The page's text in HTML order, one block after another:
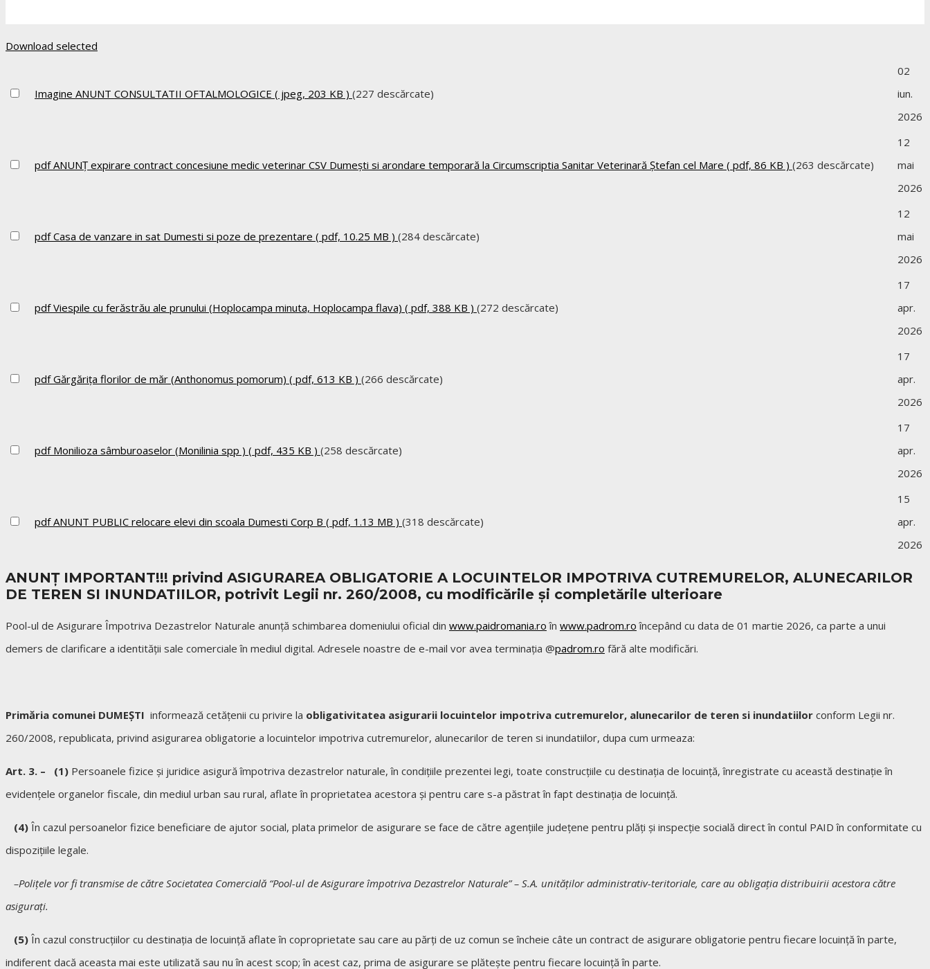
Download selected
Imagine ANUNT CONSULTATII OFTALMOLOGICE ( jpeg, 203 KB ) (227 descărcate)
02
iun.
2026
pdf ANUNȚ expirare contract concesiune medic veterinar CSV Dumești si arondare temporară la Circumscriptia Sanitar Veterinară Ștefan cel Mare ( pdf, 86 KB ) (263 descărcate)
12
mai
2026
pdf Casa de vanzare in sat Dumesti si poze de prezentare ( pdf, 10.25 MB ) (284 descărcate)
12
mai
2026
pdf Viespile cu ferăstrău ale prunului (Hoplocampa minuta, Hoplocampa flava) ( pdf, 388 KB ) (272 descărcate)
17
apr.
2026
pdf Gărgărița florilor de măr (Anthonomus pomorum) ( pdf, 613 KB ) (266 descărcate)
17
apr.
2026
pdf Monilioza sâmburoaselor (Monilinia spp ) ( pdf, 435 KB ) (258 descărcate)
17
apr.
2026
pdf ANUNT PUBLIC relocare elevi din scoala Dumesti Corp B ( pdf, 1.13 MB ) (318 descărcate)
15
apr.
2026
ANUNȚ IMPORTANT!!! privind ASIGURAREA OBLIGATORIE A LOCUINTELOR IMPOTRIVA CUTREMURELOR, ALUNECARILOR
DE TEREN SI INUNDATIILOR, potrivit Legii nr. 260/2008, cu modificările și completările ulterioare
Pool-ul de Asigurare Împotriva Dezastrelor Naturale anunță schimbarea domeniului oficial din www.paidromania.ro în www.padrom.ro începând cu data de 01 martie 2026, ca parte a unui
demers de clarificare a identității sale comerciale în mediul digital. Adresele noastre de e-mail vor avea terminația @padrom.ro fără alte modificări.
Primăria comunei DUMEȘTI informează cetăţenii cu privire la obligativitatea asigurarii locuintelor impotriva cutremurelor, alunecarilor de teren si inundatiilor conform Legii nr.
260/2008, republicata, privind asigurarea obligatorie a locuintelor impotriva cutremurelor, alunecarilor de teren si inundatiilor, dupa cum urmeaza:
Art. 3. – (1) Persoanele fizice şi juridice asigură împotriva dezastrelor naturale, în condiţiile prezentei legi, toate construcţiile cu destinaţia de locuinţă, înregistrate cu această destinaţie în
evidenţele organelor fiscale, din mediul urban sau rural, aflate în proprietatea acestora şi pentru care s-a păstrat în fapt destinaţia de locuinţă.
(4) În cazul persoanelor fizice beneficiare de ajutor social, plata primelor de asigurare se face de către agenţiile judeţene pentru plăţi şi inspecţie socială direct în contul PAID în conformitate cu
dispoziţiile legale.
–Poliţele vor fi transmise de către Societatea Comercială “Pool-ul de Asigurare împotriva Dezastrelor Naturale” – S.A. unităţilor administrativ-teritoriale, care au obligaţia distribuirii acestora către
asiguraţi.
(5) În cazul construcţiilor cu destinaţia de locuinţă aflate în coproprietate sau care au părţi de uz comun se încheie câte un contract de asigurare obligatorie pentru fiecare locuinţă în parte,
indiferent dacă aceasta mai este utilizată sau nu în acest scop; în acest caz, prima de asigurare se plăteşte pentru fiecare locuinţă în parte.